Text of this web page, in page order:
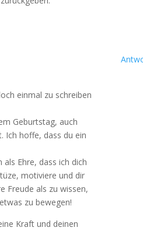
einmal zu schreiben
Geburtstag, auch
Ich hoffe, dass du ein
Ehre, dass ich dich
motiviere und dir
Freude als zu wissen,
zu bewegen!
Kraft und deinen